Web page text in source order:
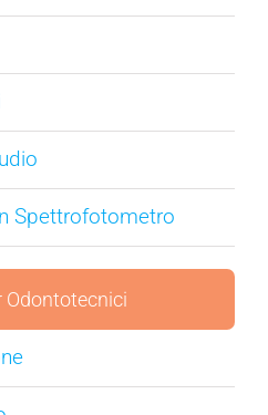
Spettrofotometro
Odontotecnici